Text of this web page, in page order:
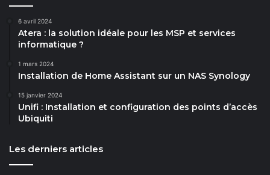
6 avril 2024
Atera : la solution idéale pour les MSP et services
informatique ?
1 mars 2024
Installation de Home Assistant sur un NAS Synology
15 janvier 2024
Unifi : Installation et configuration des points d’accès
Ubiquiti
Les derniers articles